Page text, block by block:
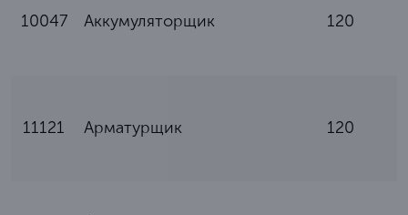
10047 Аккумуляторщик 120
11121 Арматурщик 120